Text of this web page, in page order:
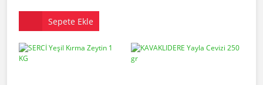
Sepete Ekle